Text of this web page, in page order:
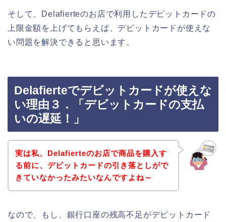
そして、Delafierteのお店で利用したデビットカードの
上限金額を上げてもらえば、デビットカードが使えな
い問題を解決できると思います。
Delafierteでデビットカードが使えな
い理由３．「デビットカードの支払
いの遅延！」
実は私、Delafierteのお店で商品を購入す
る前に、デビットカードの引き落としがで
きていなかったみたいなんですよね～
なので、もし、銀行口座の残高不足がデビットカード